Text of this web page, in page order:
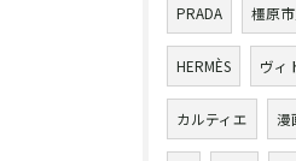
PRADA 橿原
HERMÈS ヴィ
カルティエ 漫